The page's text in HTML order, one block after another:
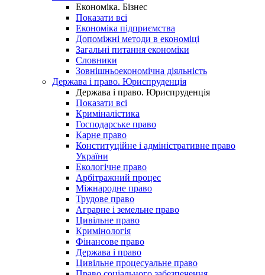
Економіка. Бізнес
Показати всі
Економіка підприємства
Допоміжні методи в економіці
Загальні питання економіки
Словники
Зовнішньоекономічна діяльність
Держава і право. Юриспруденція
Держава і право. Юриспруденція
Показати всі
Криміналістика
Господарське право
Карне право
Конституційне і адміністративне право
України
Екологічне право
Арбітражний процес
Міжнародне право
Трудове право
Аграрне і земельне право
Цивільне право
Кримінологія
Фінансове право
Держава і право
Цивільне процесуальне право